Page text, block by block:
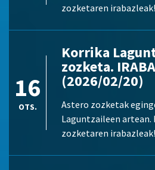
zozketaren
16
OTS.
Korrika
zozketa.
(2026/02/20)
Astero zozketak
Laguntzaileen artean.
zozketaren